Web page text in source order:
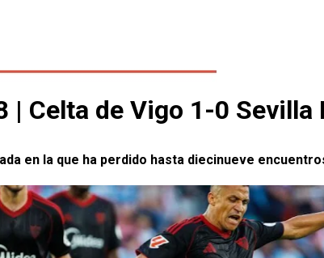
| Celta de Vigo 1-0 Sevilla
en la que ha perdido hasta diecinueve